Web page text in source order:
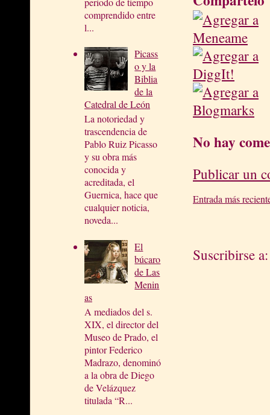
comprendido entre
l...
Picass
o y la
Biblia
de la
Catedral de León
La notoriedad y
trascendencia de
Pablo Ruiz Picasso
y su obra más
conocida y
acreditada, el
Guernica, hace que
cualquier noticia,
noveda...
El
búcaro
de Las
Menin
as
A mediados del s.
XIX, el director del
Museo de Prado, el
pintor Federico
Madrazo, denominó
a la obra de Diego
de Velázquez
titulada “R...
No hay
Publicar un
Entrada más
Suscribirse